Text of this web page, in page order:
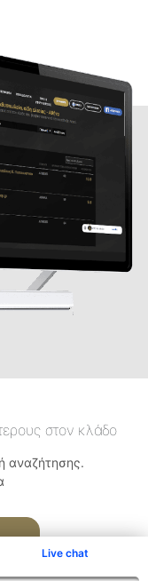
Live chat
στον κλάδο
αναζήτησης.